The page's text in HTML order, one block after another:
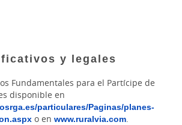
y legales
Fundamentales para el Partícipe de
disponible en
particulares/Paginas/planes-
o en www.ruralvia.com.